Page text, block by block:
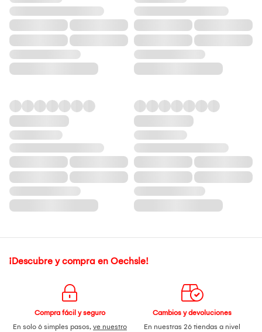
¡Descubre y compra en Oechsle!
Compra fácil y seguro
En solo 6 simples pasos, ve nuestro
Cambios y devoluciones
En nuestras 26 tiendas a nivel